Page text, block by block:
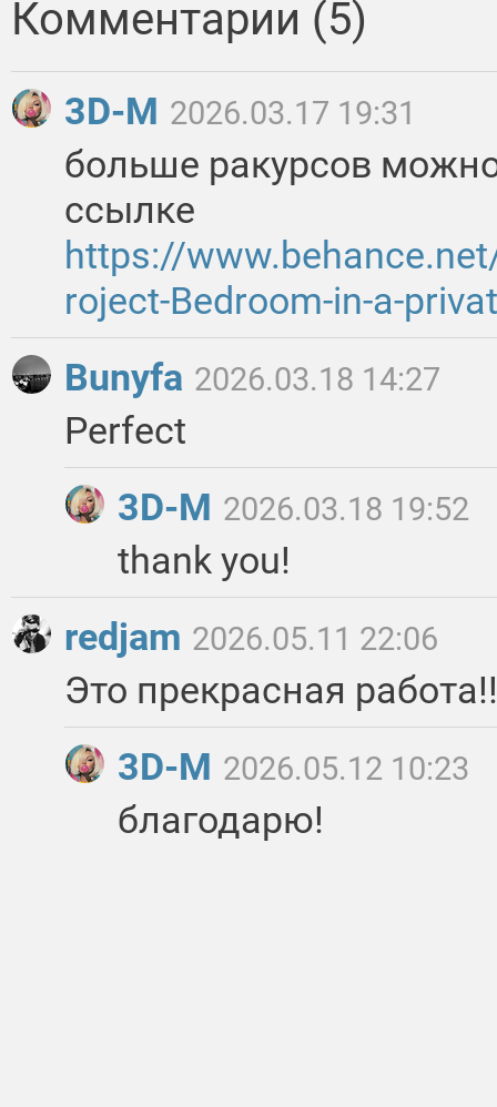
Комментарии (5)
3D-M 2026.03.17 19:31
больше ракурсов
ссылке
https://
roject-Bedroom-in-a-
Bunyfa 2026.03.18 14:27
Perfect
3D-M 2026.03.18 19:52
thank you!
redjam 2026.05.11 22:06
Это прекрасная
3D-M 2026.05.12 10:23
благодарю!